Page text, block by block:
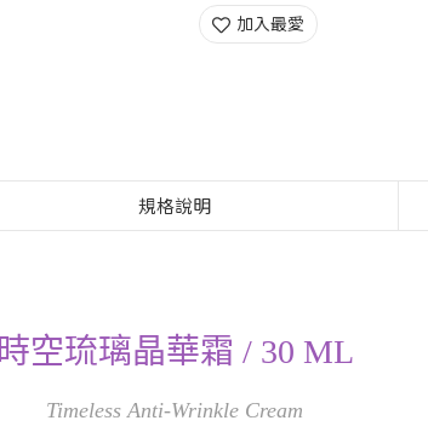
加入最愛
規格說明
時空琉璃晶華霜 / 30 ML
Timeless Anti-Wrinkle Cream